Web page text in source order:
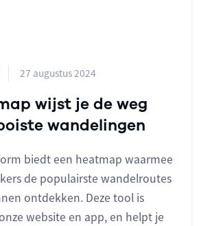
27 augustus 2024
wijst je de weg
wandelingen
biedt een heatmap waarmee
de populairste wandelroutes
ontdekken. Deze tool is
website en app, en helpt je